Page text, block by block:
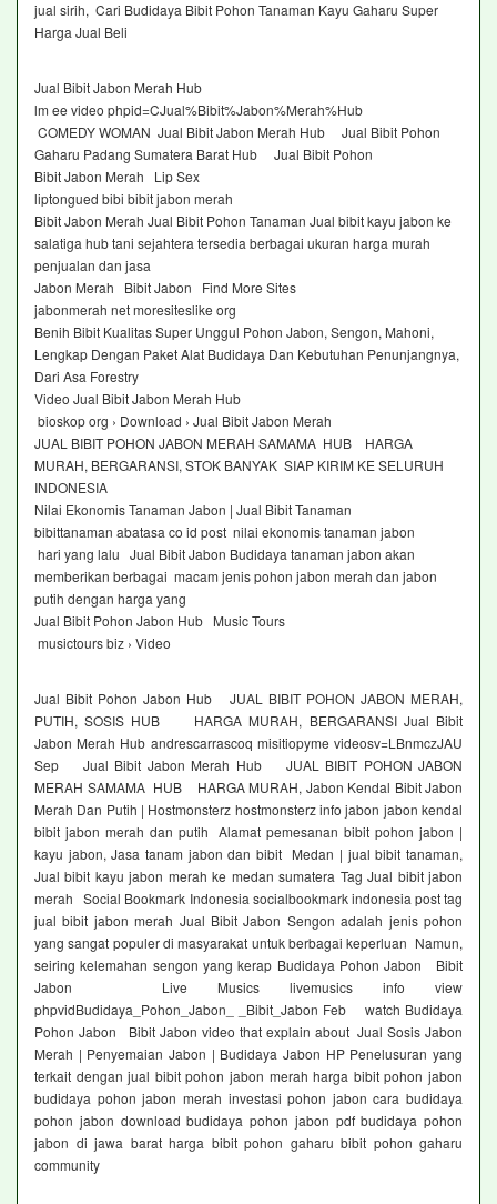
jual sirih, Cari Budidaya Bibit Pohon Tanaman Kayu Gaharu Super
Harga Jual Beli
Jual Bibit Jabon Merah Hub
lm ee video phpid=CJual%Bibit%Jabon%Merah%Hub
COMEDY WOMAN Jual Bibit Jabon Merah Hub Jual Bibit Pohon
Gaharu Padang Sumatera Barat Hub Jual Bibit Pohon
Bibit Jabon Merah Lip Sex
liptongued bibi bibit jabon merah
Bibit Jabon Merah Jual Bibit Pohon Tanaman Jual bibit kayu jabon ke
salatiga hub tani sejahtera tersedia berbagai ukuran harga murah
penjualan dan jasa
Jabon Merah Bibit Jabon Find More Sites
jabonmerah net moresiteslike org
Benih Bibit Kualitas Super Unggul Pohon Jabon, Sengon, Mahoni,
Lengkap Dengan Paket Alat Budidaya Dan Kebutuhan Penunjangnya,
Dari Asa Forestry
Video Jual Bibit Jabon Merah Hub
bioskop org › Download › Jual Bibit Jabon Merah
JUAL BIBIT POHON JABON MERAH SAMAMA HUB HARGA
MURAH, BERGARANSI, STOK BANYAK SIAP KIRIM KE SELURUH
INDONESIA
Nilai Ekonomis Tanaman Jabon | Jual Bibit Tanaman
bibittanaman abatasa co id post nilai ekonomis tanaman jabon
hari yang lalu Jual Bibit Jabon Budidaya tanaman jabon akan
memberikan berbagai macam jenis pohon jabon merah dan jabon
putih dengan harga yang
Jual Bibit Pohon Jabon Hub Music Tours
musictours biz › Video
Jual Bibit Pohon Jabon Hub JUAL BIBIT POHON JABON MERAH,
PUTIH, SOSIS HUB HARGA MURAH, BERGARANSI Jual Bibit
Jabon Merah Hub andrescarrascoq misitiopyme videosv=LBnmczJAU
Sep Jual Bibit Jabon Merah Hub JUAL BIBIT POHON JABON
MERAH SAMAMA HUB HARGA MURAH, Jabon Kendal Bibit Jabon
Merah Dan Putih | Hostmonsterz hostmonsterz info jabon jabon kendal
bibit jabon merah dan putih Alamat pemesanan bibit pohon jabon |
kayu jabon, Jasa tanam jabon dan bibit Medan | jual bibit tanaman,
Jual bibit kayu jabon merah ke medan sumatera Tag Jual bibit jabon
merah Social Bookmark Indonesia socialbookmark indonesia post tag
jual bibit jabon merah Jual Bibit Jabon Sengon adalah jenis pohon
yang sangat populer di masyarakat untuk berbagai keperluan Namun,
seiring kelemahan sengon yang kerap Budidaya Pohon Jabon Bibit
Jabon Live Musics livemusics info view
phpvidBudidaya_Pohon_Jabon_ _Bibit_Jabon Feb watch Budidaya
Pohon Jabon Bibit Jabon video that explain about Jual Sosis Jabon
Merah | Penyemaian Jabon | Budidaya Jabon HP Penelusuran yang
terkait dengan jual bibit pohon jabon merah harga bibit pohon jabon
budidaya pohon jabon merah investasi pohon jabon cara budidaya
pohon jabon download budidaya pohon jabon pdf budidaya pohon
jabon di jawa barat harga bibit pohon gaharu bibit pohon gaharu
community